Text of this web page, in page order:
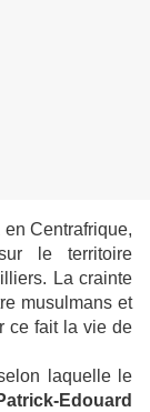
Centrafrique,
le territoire
La crainte
musulmans et
ce fait la vie de
laquelle le
Edouard